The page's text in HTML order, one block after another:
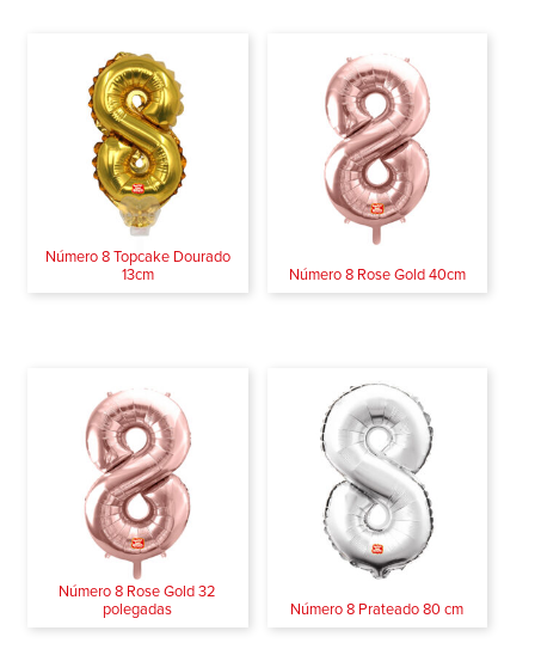
Número 8 Topcake Dourado
13cm
Número 8 Rose Gold 40cm
Número 8 Rose Gold 32
polegadas
Número 8 Prateado 80 cm